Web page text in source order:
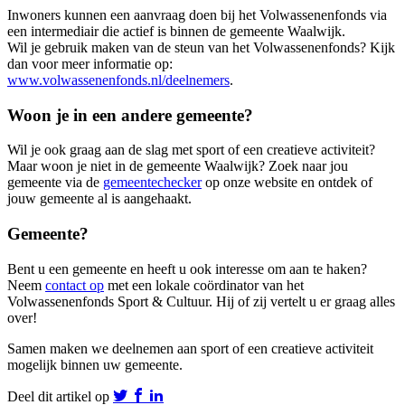
Inwoners kunnen een aanvraag doen bij het Volwassenenfonds via
een intermediair die actief is binnen de gemeente Waalwijk.
Wil je gebruik maken van de steun van het Volwassenenfonds? Kijk
dan voor meer informatie op:
www.volwassenenfonds.nl/deelnemers.
Woon je in een andere gemeente?
Wil je ook graag aan de slag met sport of een creatieve activiteit?
Maar woon je niet in de gemeente Waalwijk? Zoek naar jou
gemeente via de gemeentecheckerop onze website en ontdek of
jouw gemeente al is aangehaakt.
Gemeente?
Bent u een gemeente en heeft u ook interesse om aan te haken?
Neem contact op met een lokale coördinator van het
Volwassenenfonds Sport & Cultuur. Hij of zij vertelt u er graag alles
over!
Samen maken we deelnemen aan sport of een creatieve activiteit
mogelijk binnen uw gemeente.
Deel dit artikel op